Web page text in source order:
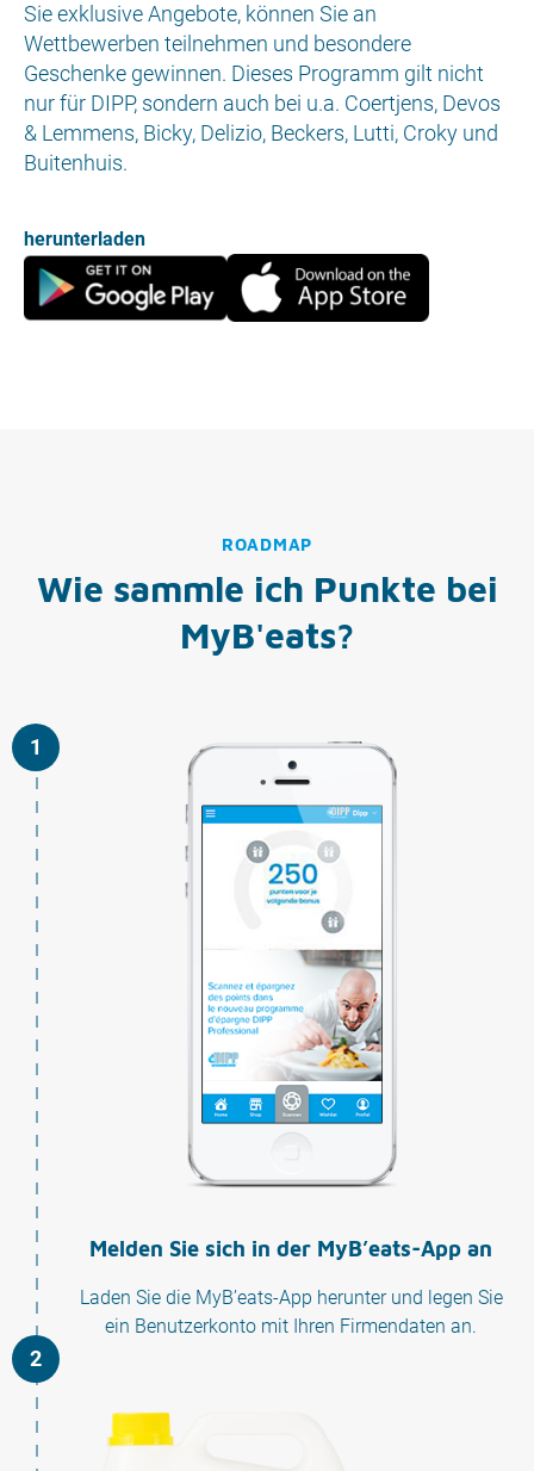
Sie exklusive Angebote, können Sie an
Wettbewerben teilnehmen und besondere
Geschenke gewinnen. Dieses Programm gilt nicht
nur für DIPP, sondern auch bei u.a. Coertjens, Devos
& Lemmens, Bicky, Delizio, Beckers, Lutti, Croky und
Buitenhuis.
herunterladen
ROADMAP
Wie sammle ich Punkte bei
MyB'eats?
1
Melden Sie sich in der MyB’eats-App an
Laden Sie die MyB’eats-App herunter und legen Sie
ein Benutzerkonto mit Ihren Firmendaten an.
2